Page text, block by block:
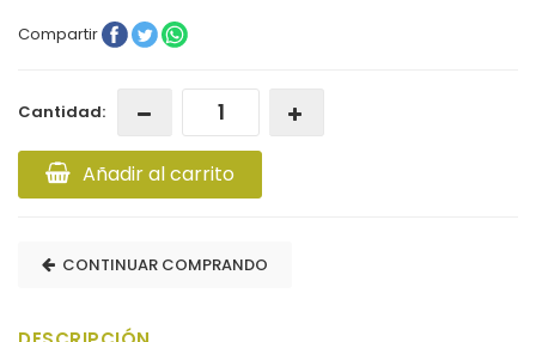
Compartir
Cantidad:
Añadir al carrito
CONTINUAR COMPRANDO